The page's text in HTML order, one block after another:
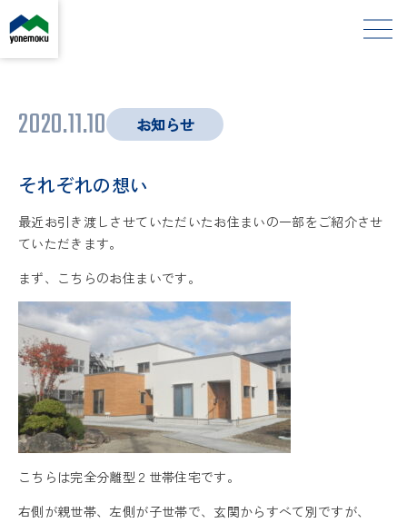
2020.11.10 お知らせ
それぞれの想い
最近お引き渡しさせていただいたお住まいの一部をご紹介させ
ていただきます。
まず、こちらのお住まいです。
こちらは完全分離型２世帯住宅です。
右側が親世帯、左側が子世帯で、玄関からすべて別ですが、